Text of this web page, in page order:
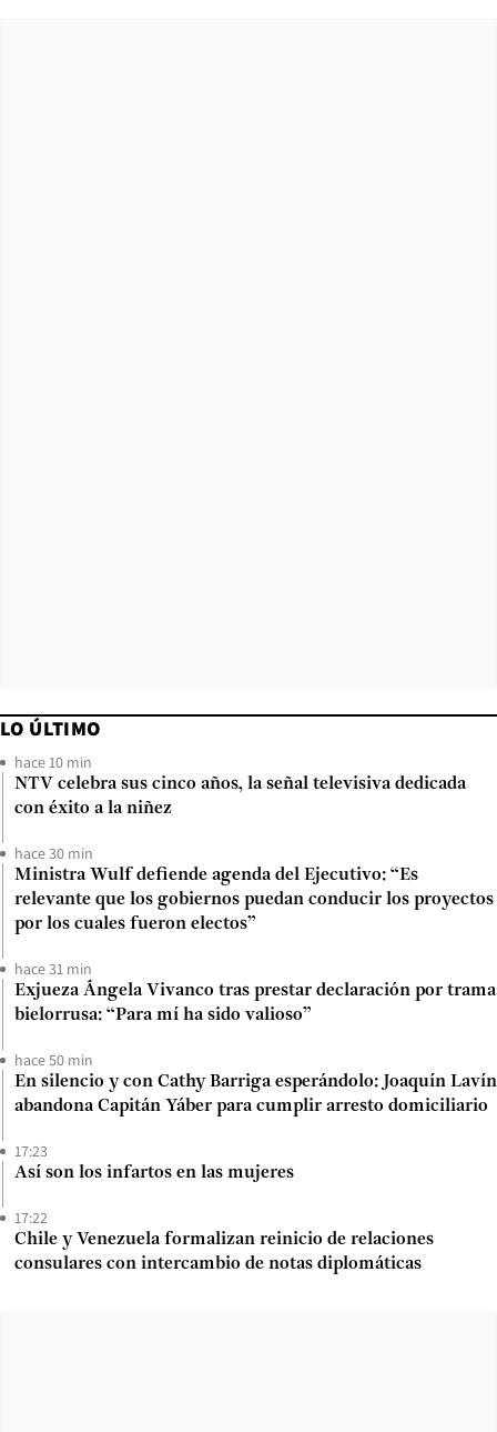
LO ÚLTIMO
hace 10 min
NTV celebra sus cinco años, la señal televisiva dedicada
con éxito a la niñez
hace 30 min
Ministra Wulf defiende agenda del Ejecutivo: “Es
relevante que los gobiernos puedan conducir los proyectos
por los cuales fueron electos”
hace 31 min
Exjueza Ángela Vivanco tras prestar declaración por trama
bielorrusa: “Para mí ha sido valioso”
hace 50 min
En silencio y con Cathy Barriga esperándolo: Joaquín Lavín
abandona Capitán Yáber para cumplir arresto domiciliario
17:23
Así son los infartos en las mujeres
17:22
Chile y Venezuela formalizan reinicio de relaciones
consulares con intercambio de notas diplomáticas